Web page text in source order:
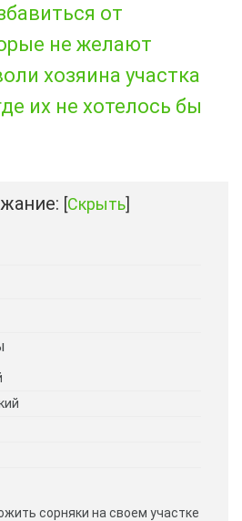
от
не желают
хозяина участка
их не хотелось бы
[Скрыть]
сорняки на своем участке